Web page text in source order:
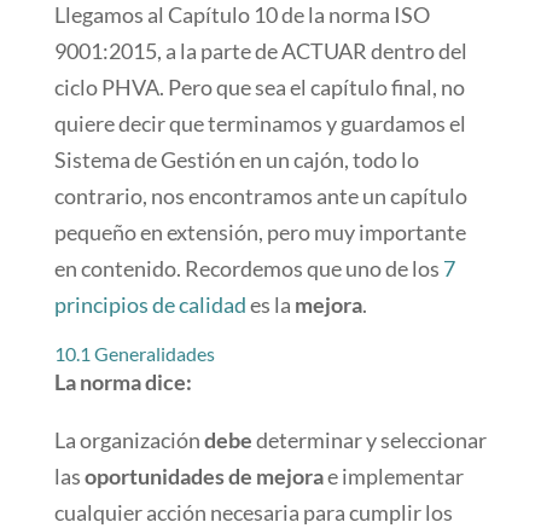
Llegamos al Capítulo 10 de la norma ISO
9001:2015, a la parte de ACTUAR dentro del
ciclo PHVA. Pero que sea el capítulo final, no
quiere decir que terminamos y guardamos el
Sistema de Gestión en un cajón, todo lo
contrario, nos encontramos ante un capítulo
pequeño en extensión, pero muy importante
en contenido. Recordemos que uno de los 7
principios de calidades la mejora.
10.1 Generalidades
La norma dice:
La organizacióndebedeterminar y seleccionar
lasoportunidades de mejorae implementar
cualquier acción necesaria para cumplir los